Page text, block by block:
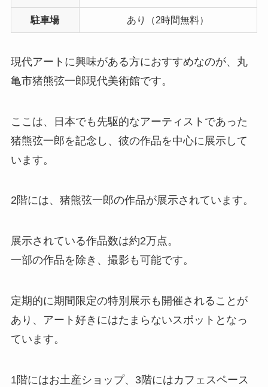
駐車場 あり（2時間無料）
現代アートに興味がある方におすすめなのが、丸
亀市猪熊弦一郎現代美術館です。
ここは、日本でも先駆的なアーティストであった
猪熊弦一郎を記念し、彼の作品を中心に展示して
います。
2階には、猪熊弦一郎の作品が展示されています。
展示されている作品数は約2万点。
一部の作品を除き、撮影も可能です。
定期的に期間限定の特別展示も開催されることが
あり、アート好きにはたまらないスポットとなっ
ています。
1階にはお土産ショップ、3階にはカフェスペース